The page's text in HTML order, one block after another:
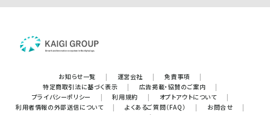
お知らせ一覧 | 運営会社 | 免責事項
|
特定商取引法に基づく表示
| 広告掲載・協賛のご案内
|
プライバシーポリシー
| 利用規約 | オプトアウトについて
|
利用者情報の外部送信について
| よくあるご質問（FAQ） | お問合せ
|